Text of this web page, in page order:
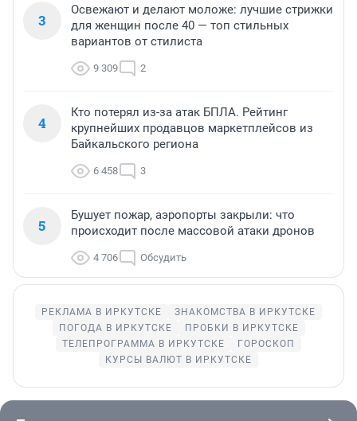
3
Освежают и делают моложе: лучшие стрижки
для женщин после 40 — топ стильных
вариантов от стилиста
9 309 2
4
Кто потерял из-за атак БПЛА. Рейтинг
крупнейших продавцов маркетплейсов из
Байкальского региона
6 458 3
5
Бушует пожар, аэропорты закрыли: что
происходит после массовой атаки дронов
4 706 Обсудить
РЕКЛАМА В ИРКУТСКЕ
ЗНАКОМСТВА В ИРКУТСКЕ
ПОГОДА В ИРКУТСКЕ
ПРОБКИ В ИРКУТСКЕ
ТЕЛЕПРОГРАММА В ИРКУТСКЕ
ГОРОСКОП
КУРСЫ ВАЛЮТ В ИРКУТСКЕ